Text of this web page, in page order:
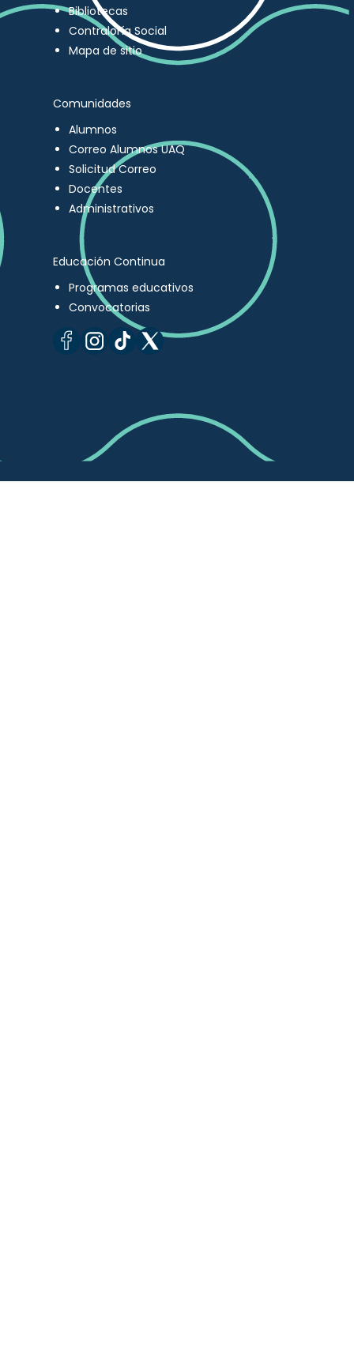
Bibliotecas
Contraloría Social
Mapa de sitio
Comunidades
Alumnos
Correo Alumnos UAQ
Solicitud Correo
Docentes
Administrativos
Educación Continua
Programas educativos
Convocatorias